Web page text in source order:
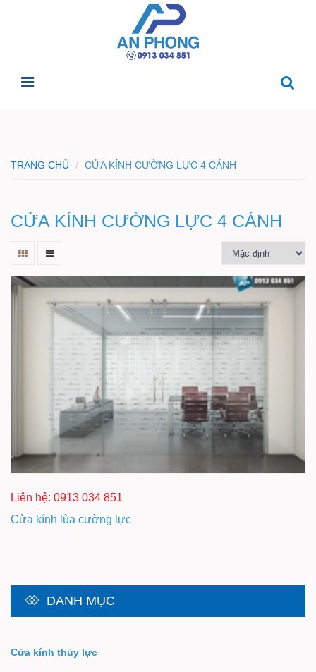
TRANG CHỦ CỬA KÍNH CƯỜNG LỰC 4 CÁNH
DANH MỤC
Cửa kính thủy lực
CỬA KÍNH CƯỜNG LỰC 4 CÁNH
Liên hệ: 0913 034 851
Cửa kính lùa cường lực